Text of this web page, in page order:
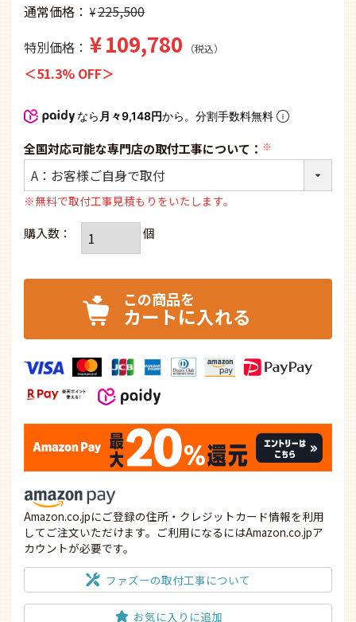
通常価格 ¥225,500
特別価格
¥109,780 税込
51.3% OFF
なら 月々9,148円から。分割手数料無料
全国対応可能な専門店の取付工事について：
(必
※無料で取付工事見積もりをいたします。
カートに入れる
Amazon.co.jpにご登録の住所・クレジットカード情報を利用
してご注文いただけます。ご利用になるにはAmazon.co.jpア
カウントが必要です。
ファズーの取付工事について
お気に入りに追加